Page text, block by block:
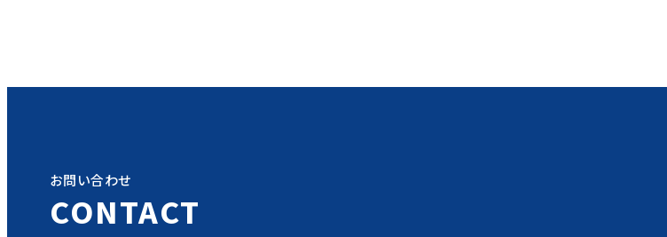
お問い合わせ
CONTACT